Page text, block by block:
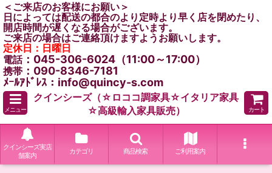
＜ご来店のお客様にお願い＞
日によっては配送の都合のより定時より早く店を閉めたり、
開店時間が遅くなる場合がございます。
ご来店の場合はご連絡頂けますようお願いします。
定休日：日曜日
電話：045-306-6024（11:00～17:00）
携帯 ：090-8346-7181
ﾒｰﾙｱﾄﾞﾚｽ：info@quincy-s.com
メニュー
クインシーズ（☆ロココ調家具☆イタリア家具
☆高級輸入家具販売）
カート
クインシーズ実店
舗案内
カテゴリ 商品検索 ご利用案内